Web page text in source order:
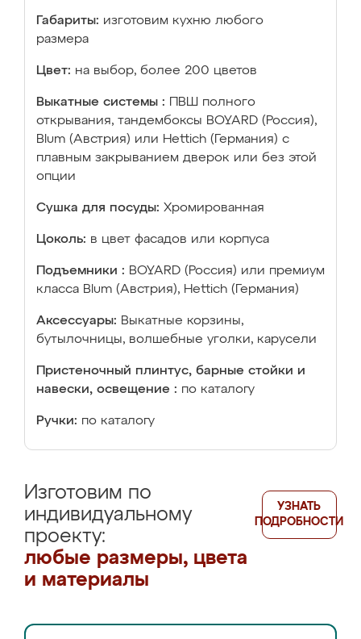
Габариты: изготовим кухню любого
размера
Цвет: на выбор, более 200 цветов
Выкатные системы :
ПВШ полного
открывания, тандембоксы BOYARD (Россия),
Blum (Австрия) или Hettich (Германия) с
плавным закрыванием дверок или без этой
опции
Сушка для посуды: Хромированная
Цоколь: в цвет фасадов или корпуса
Подъемники : BOYARD (Россия) или премиум
класса Blum (Австрия), Hettich (Германия)
Аксессуары: Выкатные корзины,
бутылочницы, волшебные уголки, карусели
Пристеночный плинтус, барные стойки и
навески, освещение : по каталогу
Ручки: по каталогу
Изготовим по
индивидуальному
проекту:
любые размеры, цвета
и материалы
УЗНАТЬ
ПОДРОБНОСТИ